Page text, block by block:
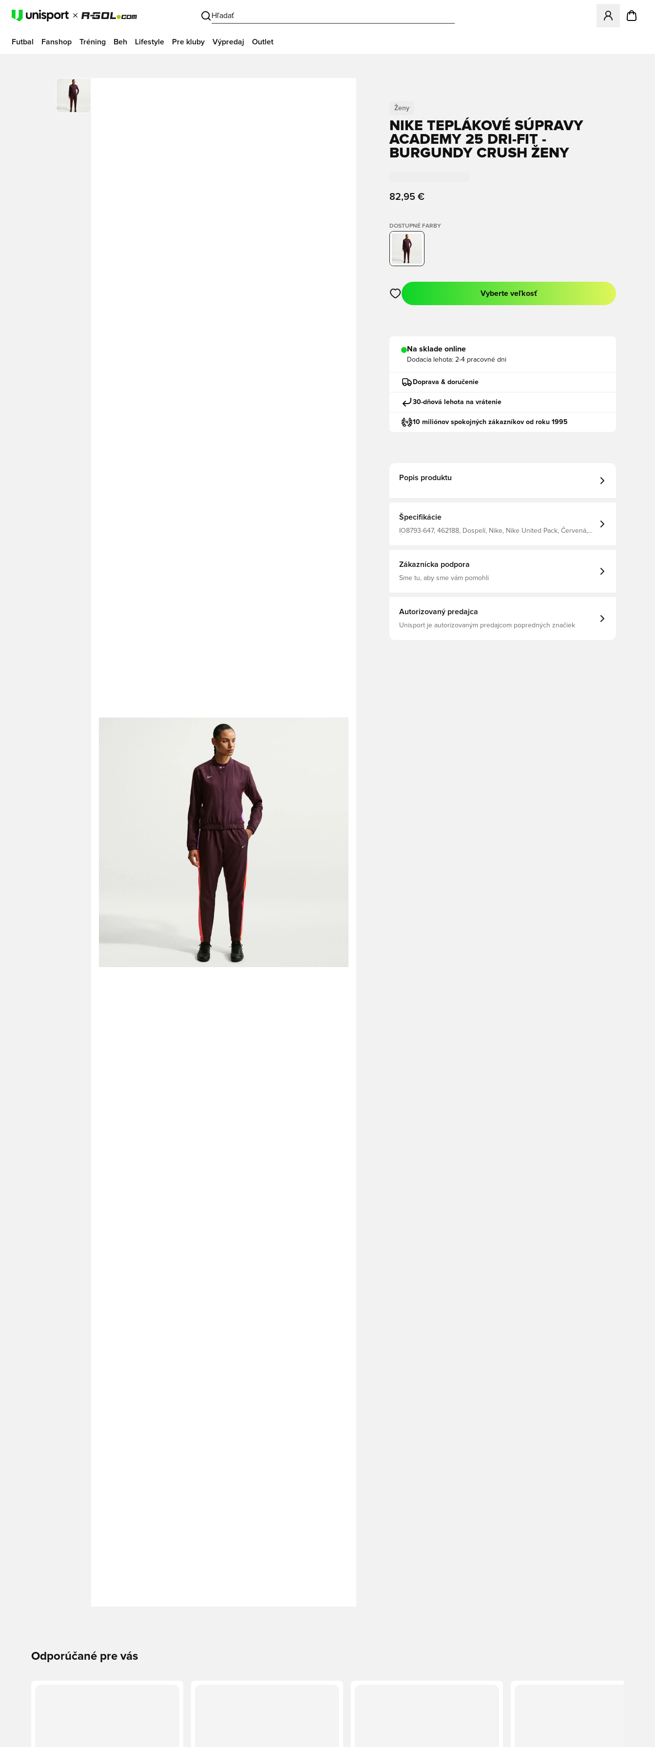
Hľadať
Otvorí modál
Futbal Fanshop Tréning Beh Lifestyle Pre kluby Výpredaj Outlet
Ženy
NIKE TEPLÁKOVÉ SÚPRAVY
ACADEMY 25 DRI-FIT -
BURGUNDY CRUSH ŽENY
82,95 €
DOSTUPNÉ FARBY
Otvorí modál na prihlásenie alebo registráciu ako člen
Vyberte veľkosť
Na sklade online
Dodacia lehota: 2-4 pracovné dni
Doprava & doručenie
30-dňová lehota na vrátenie
10 miliónov spokojných zákazníkov od roku 1995
Popis produktu
Špecifikácie
IO8793-647, 462188, Dospelí, Nike, Nike United Pack, Červená,
Zákaznícka podpora
Sme tu, aby sme vám pomohli
Autorizovaný predajca
Unisport je autorizovaným predajcom popredných značiek
Odporúčané pre vás